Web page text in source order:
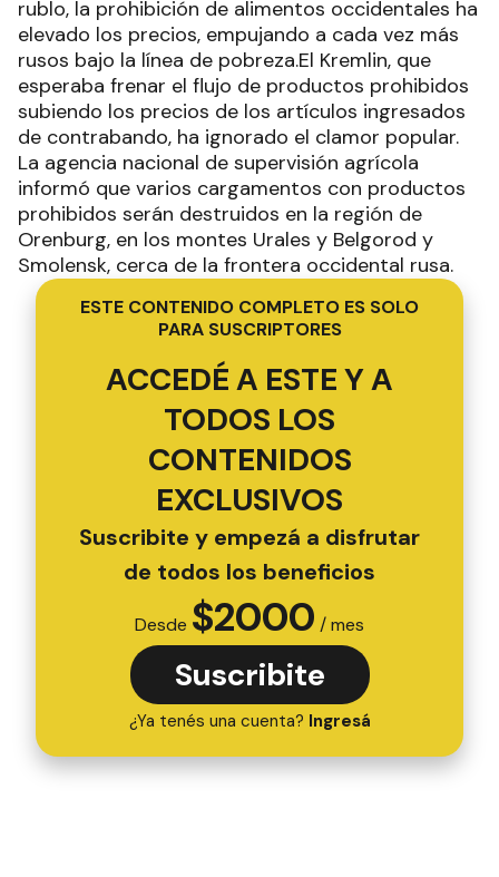
rublo, la prohibición de alimentos occidentales ha
elevado los precios, empujando a cada vez más
rusos bajo la línea de pobreza.El Kremlin, que
esperaba frenar el flujo de productos prohibidos
subiendo los precios de los artículos ingresados
de contrabando, ha ignorado el clamor popular.
La agencia nacional de supervisión agrícola
informó que varios cargamentos con productos
prohibidos serán destruidos en la región de
Orenburg, en los montes Urales y Belgorod y
Smolensk, cerca de la frontera occidental rusa.
ESTE CONTENIDO COMPLETO ES SOLO
PARA SUSCRIPTORES
ACCEDÉ A ESTE Y A
TODOS LOS
CONTENIDOS
EXCLUSIVOS
Suscribite y empezá a disfrutar
de todos los beneficios
Desde $2000 / mes
Suscribite
¿Ya tenés una cuenta? Ingresá